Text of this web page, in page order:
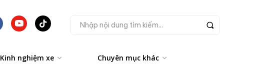
Nhập nội dung tìm kiếm...
Kinh nghiệm xe Chuyên mục khác